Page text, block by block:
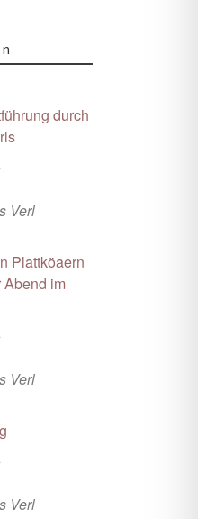
Outlook Live
durch
Verl
Plattköaern
Abend im
Verl
Verl